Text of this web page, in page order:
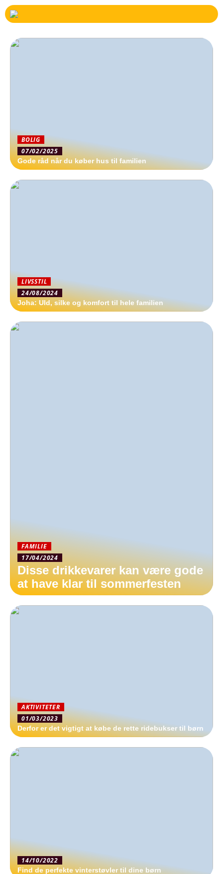
BOLIG
07/02/2025
Gode råd når du køber hus til familien
LIVSSTIL
24/08/2024
Joha: Uld, silke og komfort til hele familien
FAMILIE
17/04/2024
Disse drikkevarer kan være gode
at have klar til sommerfesten
AKTIVITETER
01/03/2023
Derfor er det vigtigt at købe de rette ridebukser til børn
14/10/2022
Find de perfekte vinterstøvler til dine børn